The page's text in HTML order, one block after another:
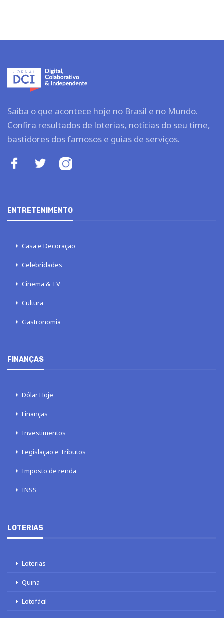
Saiba o que acontece hoje no Brasil e no Mundo.
Confira resultados de loterias, notícias do seu time,
bastidores dos famosos e guias de serviços.
ENTRETENIMENTO
Casa e Decoração
Celebridades
Cinema & TV
Cultura
Gastronomia
FINANÇAS
Dólar Hoje
Finanças
Investimentos
Legislação e Tributos
Imposto de renda
INSS
LOTERIAS
Loterias
Quina
Lotofácil